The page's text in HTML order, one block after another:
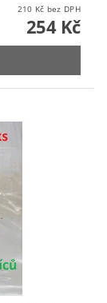
210 Kč bez DPH
254 Kč